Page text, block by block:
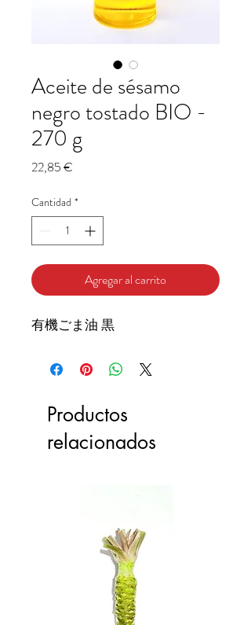
Aceite de sésamo
negro tostado BIO -
270 g
22,85 €
Cantidad *
Agregar al carrito
有機ごま油 黒
Productos
relacionados